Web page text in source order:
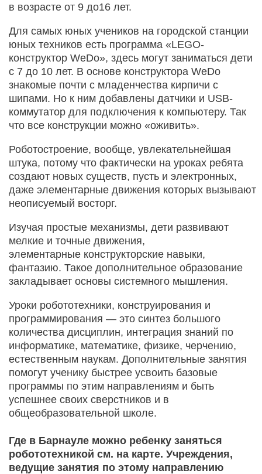
в возрасте от 9 до16 лет.
Для самых юных учеников на городской станции
юных техников есть программа «LEGO-
конструктор WeDo», здесь могут заниматься дети
с 7 до 10 лет. В основе конструктора WeDo
знакомые почти с младенчества кирпичи с
шипами. Но к ним добавлены датчики и USB-
коммутатор для подключения к компьютеру. Так
что все конструкции можно «оживить».
Роботостроение, вообще, увлекательнейшая
штука, потому что фактически на уроках ребята
создают новых существ, пусть и электронных,
даже элементарные движения которых вызывают
неописуемый восторг.
Изучая простые механизмы, дети развивают
мелкие и точные движения,
элементарные конструкторские навыки,
фантазию. Такое дополнительное образование
закладывает основы системного мышления.
Уроки робототехники, конструирования и
программирования — это синтез большого
количества дисциплин, интеграция знаний по
информатике, математике, физике, черчению,
естественным наукам. Дополнительные занятия
помогут ученику быстрее усвоить базовые
программы по этим направлениям и быть
успешнее своих сверстников и в
общеобразовательной школе.
Где в Барнауле можно ребенку заняться
робототехникой см. на карте. Учреждения,
ведущие занятия по этому направлению